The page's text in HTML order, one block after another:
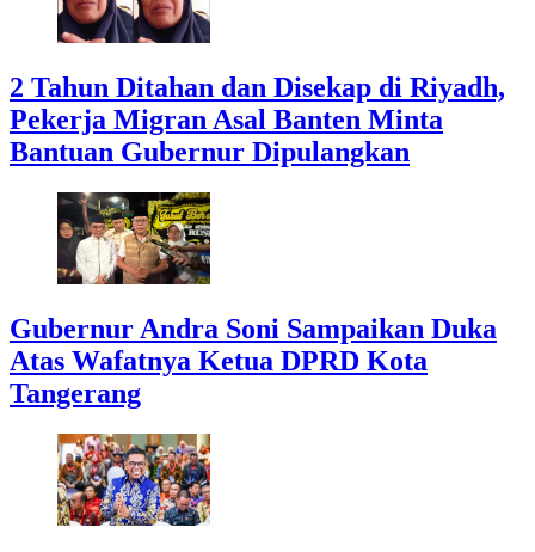
2 Tahun Ditahan dan Disekap di Riyadh,
Pekerja Migran Asal Banten Minta
Bantuan Gubernur Dipulangkan
Gubernur Andra Soni Sampaikan Duka
Atas Wafatnya Ketua DPRD Kota
Tangerang